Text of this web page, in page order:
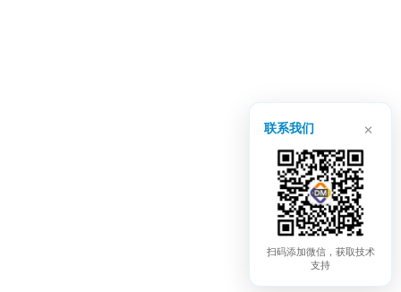
联系我们 ×
扫码添加微信，获取技术
支持